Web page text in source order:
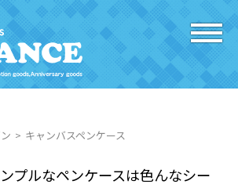
キャンバスペンケース
プルなペンケースは色んなシー